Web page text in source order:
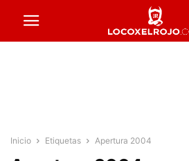
Inicio Etiquetas Apertura 2004